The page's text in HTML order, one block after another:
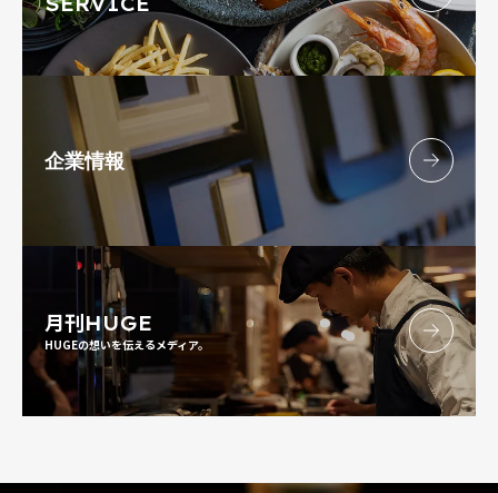
企業情報
月刊HUGE
HUGEの想いを伝えるメディア。